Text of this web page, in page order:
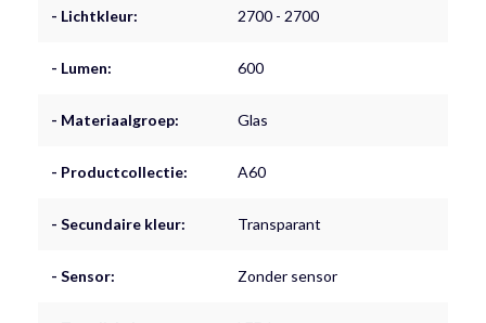
- Lichtkleur: 2700 - 2700
- Lumen: 600
- Materiaalgroep: Glas
- Productcollectie: A60
- Secundaire kleur: Transparant
- Sensor: Zonder sensor